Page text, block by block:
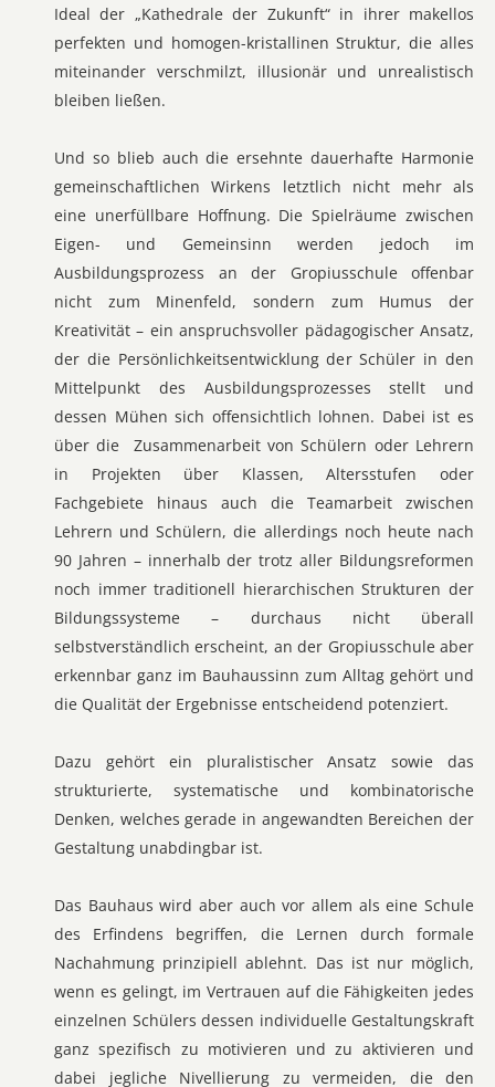
Ideal der „Kathedrale der Zukunft“ in ihrer makellos
perfekten und homogen-kristallinen Struktur, die alles
miteinander verschmilzt, illusionär und unrealistisch
bleiben ließen.
Und so blieb auch die ersehnte dauerhafte Harmonie
gemeinschaftlichen Wirkens letztlich nicht mehr als
eine unerfüllbare Hoffnung. Die Spielräume zwischen
Eigen- und Gemeinsinn werden jedoch im
Ausbildungsprozess an der Gropiusschule offenbar
nicht zum Minenfeld, sondern zum Humus der
Kreativität – ein anspruchsvoller pädagogischer Ansatz,
der die Persönlichkeitsentwicklung der Schüler in den
Mittelpunkt des Ausbildungsprozesses stellt und
dessen Mühen sich offensichtlich lohnen. Dabei ist es
über die Zusammenarbeit von Schülern oder Lehrern
in Projekten über Klassen, Altersstufen oder
Fachgebiete hinaus auch die Teamarbeit zwischen
Lehrern und Schülern, die allerdings noch heute nach
90 Jahren – innerhalb der trotz aller Bildungsreformen
noch immer traditionell hierarchischen Strukturen der
Bildungssysteme – durchaus nicht überall
selbstverständlich erscheint, an der Gropiusschule aber
erkennbar ganz im Bauhaussinn zum Alltag gehört und
die Qualität der Ergebnisse entscheidend potenziert.
Dazu gehört ein pluralistischer Ansatz sowie das
strukturierte, systematische und kombinatorische
Denken, welches gerade in angewandten Bereichen der
Gestaltung unabdingbar ist.
Das Bauhaus wird aber auch vor allem als eine Schule
des Erfindens begriffen, die Lernen durch formale
Nachahmung prinzipiell ablehnt. Das ist nur möglich,
wenn es gelingt, im Vertrauen auf die Fähigkeiten jedes
einzelnen Schülers dessen individuelle Gestaltungskraft
ganz spezifisch zu motivieren und zu aktivieren und
dabei jegliche Nivellierung zu vermeiden, die den